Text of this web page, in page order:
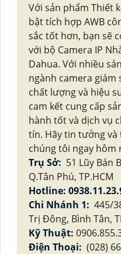
Với sản phẩm Thiết
bật tích hợp AWB
sắc tốt hơn, bạn sẽ
với bộ Camera IP
Dahua. Với nhiều
ngành camera giám
chất lượng và hiệu
cam kết cung cấp
hành tốt và dịch vụ
tín. Hãy tin tưởng và
chúng tôi ngay hôm
Trụ Sở: 51 Lũy Bán
Q.Tân Phú, TP.HCM
Hotline:
Chi Nhánh 1: 445/
Trị Đông, Bình Tân,
Kỹ Thuật:
Điện Thoại: (028)